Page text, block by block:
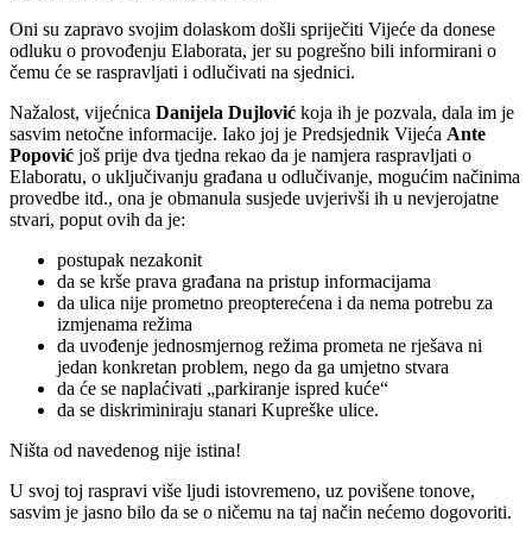
Oni su zapravo svojim dolaskom došli spriječiti Vijeće da donese
odluku o provođenju Elaborata, jer su pogrešno bili informirani o
čemu će se raspravljati i odlučivati na sjednici.
Nažalost, vijećnica Danijela Dujlović koja ih je pozvala, dala im je
sasvim netočne informacije. Iako joj je Predsjednik Vijeća Ante
Popović još prije dva tjedna rekao da je namjera raspravljati o
Elaboratu, o uključivanju građana u odlučivanje, mogućim načinima
provedbe itd., ona je obmanula susjede uvjerivši ih u nevjerojatne
stvari, poput ovih da je:
postupak nezakonit
da se krše prava građana na pristup informacijama
da ulica nije prometno preopterećena i da nema potrebu za
izmjenama režima
da uvođenje jednosmjernog režima prometa ne rješava ni
jedan konkretan problem, nego da ga umjetno stvara
da će se naplaćivati „parkiranje ispred kuće“
da se diskriminiraju stanari Kupreške ulice.
Ništa od navedenog nije istina!
U svoj toj raspravi više ljudi istovremeno, uz povišene tonove,
sasvim je jasno bilo da se o ničemu na taj način nećemo dogovoriti.